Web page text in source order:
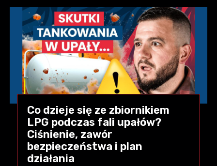
Co dzieje się ze zbiornikiem
LPG podczas fali upałów?
Ciśnienie, zawór
bezpieczeństwa i plan
działania